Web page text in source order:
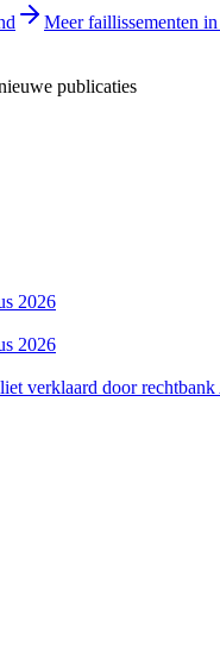
Meer faillissementen
publicaties
2026
2026
verklaard door rechtbank